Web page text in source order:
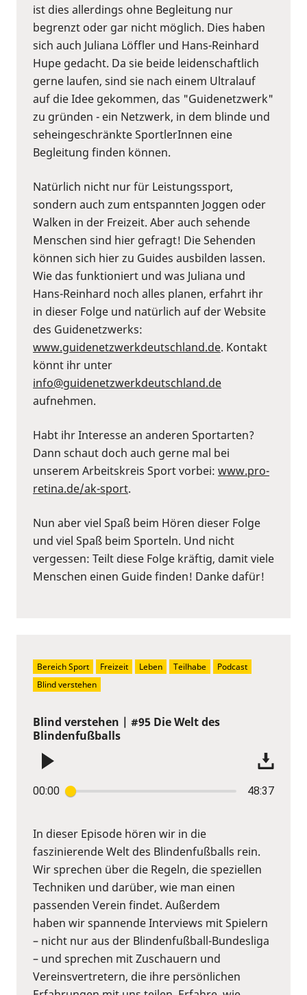
ist dies allerdings ohne Begleitung nur
begrenzt oder gar nicht möglich. Dies haben
sich auch Juliana Löffler und Hans-Reinhard
Hupe gedacht. Da sie beide leidenschaftlich
gerne laufen, sind sie nach einem Ultralauf
auf die Idee gekommen, das "Guidenetzwerk"
zu gründen - ein Netzwerk, in dem blinde und
seheingeschränkte SportlerInnen eine
Begleitung finden können.
Natürlich nicht nur für Leistungssport,
sondern auch zum entspannten Joggen oder
Walken in der Freizeit. Aber auch sehende
Menschen sind hier gefragt! Die Sehenden
können sich hier zu Guides ausbilden lassen.
Wie das funktioniert und was Juliana und
Hans-Reinhard noch alles planen, erfahrt ihr
in dieser Folge und natürlich auf der Website
des Guidenetzwerks:
⁠www.guidenetzwerkdeutschland.de⁠. Kontakt
könnt ihr unter
⁠info@guidenetzwerkdeutschland.de⁠
aufnehmen.
Habt ihr Interesse an anderen Sportarten?
Dann schaut doch auch gerne mal bei
unserem Arbeitskreis Sport vorbei: ⁠www.pro-
retina.de/ak-sport⁠.
Nun aber viel Spaß beim Hören dieser Folge
und viel Spaß beim Sporteln. Und nicht
vergessen: Teilt diese Folge kräftig, damit viele
Menschen einen Guide finden! Danke dafür!
Blind verstehen | #95 Die Welt des
Blindenfußballs
00:00 48:37
In dieser Episode hören wir in die
faszinierende Welt des Blindenfußballs rein.
Wir sprechen über die Regeln, die speziellen
Techniken und darüber, wie man einen
passenden Verein findet. Außerdem
haben wir spannende Interviews mit Spielern
– nicht nur aus der Blindenfußball-Bundesliga
– und sprechen mit Zuschauern und
Vereinsvertretern, die ihre persönlichen
Bereich Sport Freizeit Leben Teilhabe
Podcast
Blind verstehen